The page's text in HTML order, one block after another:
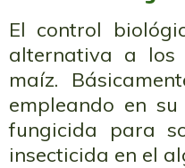
El control
alternativa a los
maíz.
empleando en
fungicida para
insecticida en el